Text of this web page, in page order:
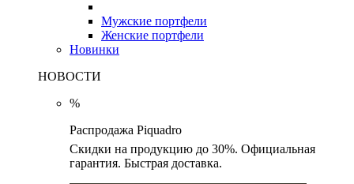
Мужские портфели
Женские портфели
Новинки
НОВОСТИ
%
Распродажа Piquadro
Скидки на продукцию до 30%. Официальная
гарантия. Быстрая доставка.